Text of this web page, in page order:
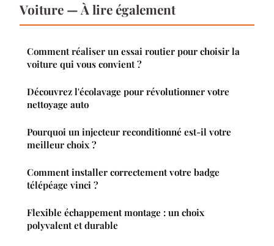
Voiture — À lire également
Comment réaliser un essai routier pour choisir la
voiture qui vous convient ?
Découvrez l'écolavage pour révolutionner votre
nettoyage auto
Pourquoi un injecteur reconditionné est-il votre
meilleur choix ?
Comment installer correctement votre badge
télépéage vinci ?
Flexible échappement montage : un choix
polyvalent et durable